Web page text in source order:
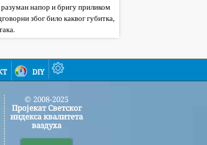
разуман напор и бригу приликом
због било каквог губитка,
diy
© 2008-2025
Пројекат Светског
индекса квалитета
ваздуха